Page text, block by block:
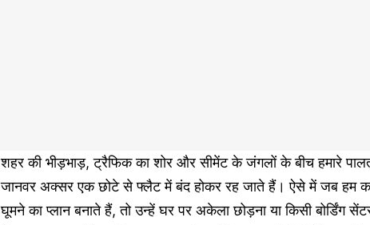
शहर की भीड़भाड़, ट्रैफिक का शोर और सीमेंट के जंगलों के बीच हमारे
जानवर अक्सर एक छोटे से फ्लैट में बंद होकर रह जाते हैं। ऐसे में जब हम
घूमने का प्लान बनाते हैं, तो उन्हें घर पर अकेला छोड़ना या किसी बोर्डिंग